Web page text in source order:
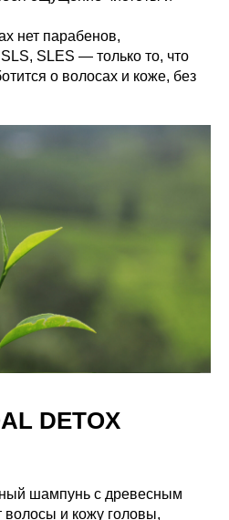
нет парабенов,
SLES — только то, что
о волосах и коже, без
DETOX
шампунь с древесным
и кожу головы,